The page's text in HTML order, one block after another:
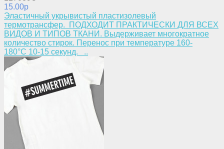
15.00p
​Эластичный укрывистый пластизолевый
термотрансфер. ПОДХОДИТ ПРАКТИЧЕСКИ ДЛЯ ВСЕХ
ВИДОВ И ТИПОВ ТКАНИ. Выдерживает многократное
количество стирок. Перенос при температуре 160-
180°С 10-15 секунд. ..